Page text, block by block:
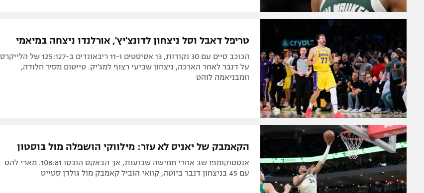
טריפל דאבל וסל ניצחון לדונצ'יץ', אורלנדו ניצחה במיאמי
הכוכב סיים עם 30 נקודות, 13 אסיסטים ו-11 ריבאונדים ב-125:127 של הלייקרס
על דנבר לאחר הארכה, ניצחון שביעי רצוף למג'יק. טייטום מסיר חלודה,
וומבניאמה לוהט
הקאמבק של יאניס לא עזר: מילווקי הושפלה מול בוסטון
אנטטוקומפו שב אחרי חמישה שבועות, אך הבאקס הובסו 108:81. מארי להט
עם 45 בניצחון דנבר ביוטה, קוואי הוביל קאמבק מול גולדן סטייט